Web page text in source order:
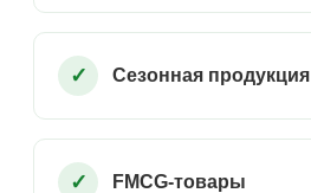
Сезонная продукция
FMCG-товары